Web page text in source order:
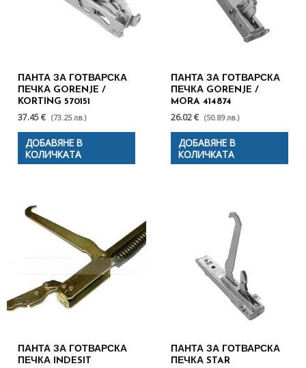
ПАНТА ЗА ГОТВАРСКА
ПЕЧКА GORENJE /
KORTING 570151
37.45 € (73.25 лв.)
ДОБАВЯНЕ В
КОЛИЧКАТА
ПАНТА ЗА ГОТВАРСКА
ПЕЧКА GORENJE /
MORA 414874
26.02 € (50.89 лв.)
ДОБАВЯНЕ В
КОЛИЧКАТА
ПАНТА ЗА ГОТВАРСКА
ПЕЧКА INDESIT
ПАНТА ЗА ГОТВАРСКА
ПЕЧКА STAR